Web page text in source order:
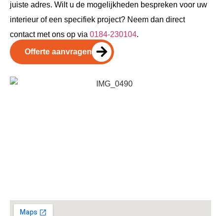
juiste adres. Wilt u de mogelijkheden bespreken voor uw
interieur of een specifiek project? Neem dan direct
contact met ons op via 0184-230104.
Offerte aanvragen